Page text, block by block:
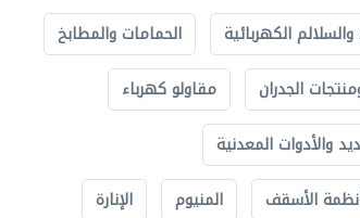
الكهربائية
الحمامات والمطابخ
الجدران
مقاولو كهرباء
والأدوات المعدنية
الأسقف المنيوم
الإنارة